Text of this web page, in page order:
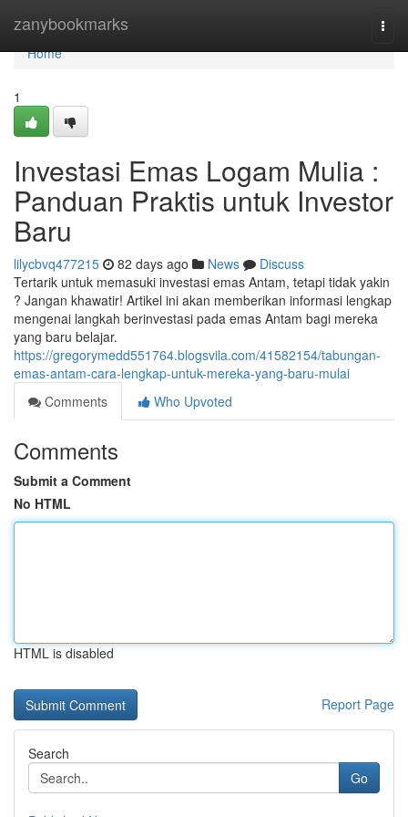
zanybookmarks
Home
Home
1
Investasi Emas Logam Mulia :
Panduan Praktis untuk Investor
Baru
lilycbvq477215 82 days ago News
Discuss
Tertarik untuk memasuki investasi emas Antam, tetapi tidak yakin
? Jangan khawatir! Artikel ini akan memberikan informasi lengkap
mengenai langkah berinvestasi pada emas Antam bagi mereka
yang baru belajar.
https://gregorymedd551764.blogsvila.com/41582154/tabungan-
emas-antam-cara-lengkap-untuk-mereka-yang-baru-mulai
Comments
Who Upvoted
Comments
Submit a Comment
No HTML
HTML is disabled
Report Page
Search
Go